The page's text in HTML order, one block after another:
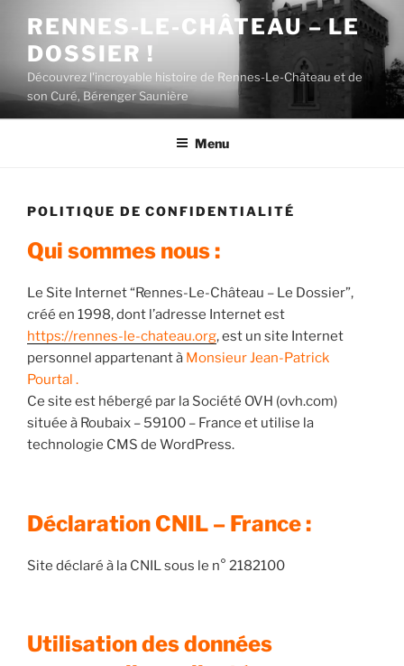
contenu
principal
RENNES-LE-CHÂTEAU – LE
DOSSIER !
Découvrez l'incroyable histoire de Rennes-Le-Château et de
son Curé, Bérenger Saunière
Menu
POLITIQUE DE CONFIDENTIALITÉ
Qui sommes nous :
Le Site Internet “Rennes-Le-Château – Le Dossier”,
créé en 1998, dont l’adresse Internet est
https://rennes-le-chateau.org, est un site Internet
personnel appartenant à Monsieur Jean-Patrick
Pourtal .
Ce site est hébergé par la Société OVH (ovh.com)
située à Roubaix – 59100 – France et utilise la
technologie CMS de WordPress.
Déclaration CNIL – France :
Site déclaré à la CNIL sous le n° 2182100
Utilisation des données